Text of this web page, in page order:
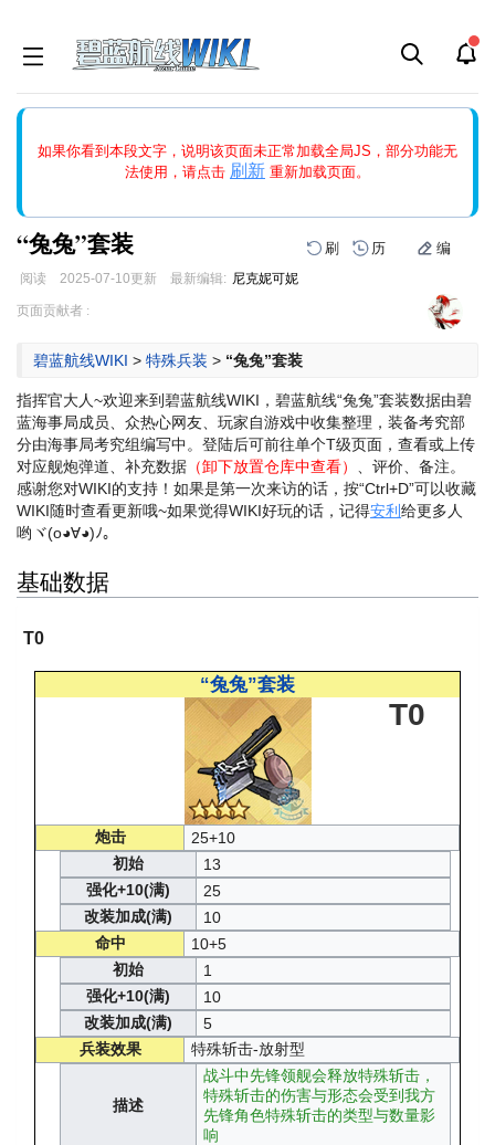
如果你看到本段文字，说明该页面未正常加载全局JS，部分功能无
法使用，请点击 刷新 重新加载页面。
能中的刷新按钮清除页面缓存并刷新，如果还有问题，请多尝试几
“兔兔”套装 刷 历 编
阅读 2025-07-10更新 最新编辑: 尼克妮可妮
跳
跳
页面贡献者 :
碧蓝航线WIKI > 特殊兵装 > “兔兔”套装
指挥官大人~欢迎来到碧蓝航线WIKI，碧蓝航线“兔兔”套装数据由碧
蓝海事局成员、众热心网友、玩家自游戏中收集整理，装备考究部
分由海事局考究组编写中。登陆后可前往单个T级页面，查看或上传
对应舰炮弹道、补充数据 （卸下放置仓库中查看） 、评价、备注。
感谢您对WIKI的支持！ 如果是第一次来访的话，按“Ctrl+D”可以收藏
WIKI随时查看更新哦~如果觉得WIKI好玩的话，记得安利 给更多人
哟ヾ(o◕∀◕)ﾉ。
基础数据
T0
“兔兔”套装
T0
炮击
25+10
初始
13
强化+10(满)
25
改装加成(满)
10
命中
10+5
初始
1
强化+10(满)
10
改装加成(满)
5
兵装效果
特殊斩击-放射型
描述
战斗中先锋领舰会释放特殊斩击，
特殊斩击的伤害与形态会受到我方
先锋角色特殊斩击的类型与数量影
响